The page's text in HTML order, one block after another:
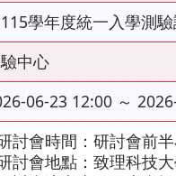
115學年度統一入學測
中心
06-23 12:00 ～
討會時間：研討會前
討會地點：致理科技